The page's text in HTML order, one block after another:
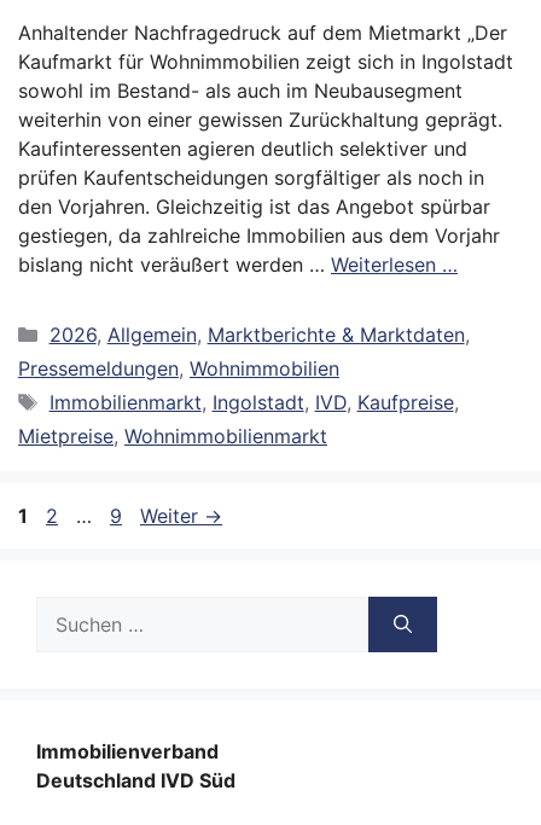
Anhaltender Nachfragedruck auf dem Mietmarkt „Der
Kaufmarkt für Wohnimmobilien zeigt sich in Ingolstadt
sowohl im Bestand- als auch im Neubausegment
weiterhin von einer gewissen Zurückhaltung geprägt.
Kaufinteressenten agieren deutlich selektiver und
prüfen Kaufentscheidungen sorgfältiger als noch in
den Vorjahren. Gleichzeitig ist das Angebot spürbar
gestiegen, da zahlreiche Immobilien aus dem Vorjahr
bislang nicht veräußert werden … Weiterlesen …
Kategorien
2026, Allgemein, Marktberichte & Marktdaten,
Pressemeldungen, Wohnimmobilien
Schlagwörter
Immobilienmarkt, Ingolstadt, IVD, Kaufpreise,
Mietpreise, Wohnimmobilienmarkt
Seite
1 Seite
2 … Seite
9 Weiter →
nach:
Immobilienverband
Deutschland IVD Süd